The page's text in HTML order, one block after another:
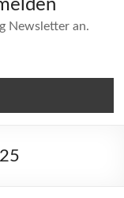
Newsletter an.